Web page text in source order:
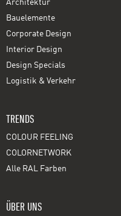
Architektur
Bauelemente
Corporate Design
Interior Design
Design Specials
Logistik & Verkehr
TRENDS
COLOUR FEELING
COLORNETWORK
Alle RAL Farben
ÜBER UNS